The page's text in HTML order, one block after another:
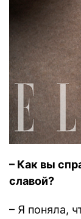
– Как вы
славой?
– Я поняла,